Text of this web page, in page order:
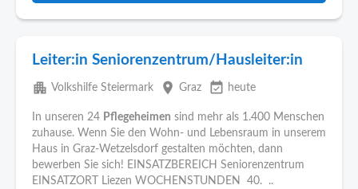
Leiter:in Seniorenzentrum/Hausleiter:in
apartment Volkshilfe Steiermark place Graz event_available heute
In unseren 24 Pflegeheimen sind mehr als 1.400 Menschen
zuhause. Wenn Sie den Wohn- und Lebensraum in unserem
Haus in Graz-Wetzelsdorf gestalten möchten, dann
bewerben Sie sich! EINSATZBEREICH Seniorenzentrum
EINSATZORT Liezen WOCHENSTUNDEN 40. ..